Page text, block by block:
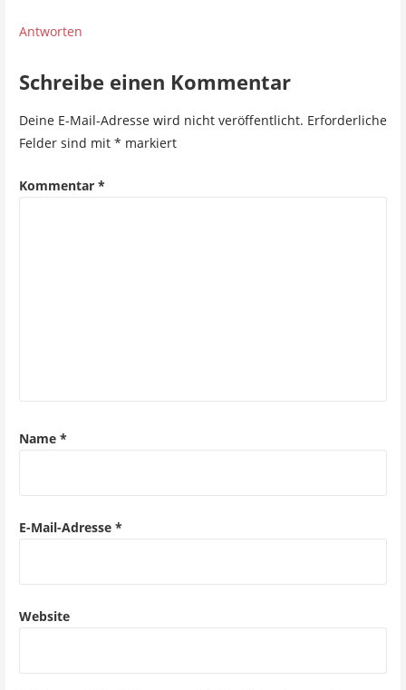
o
Antworten
Schreibe einen Kommentar
Deine E-Mail-Adresse wird nicht veröffentlicht. Erforderliche
Felder sind mit * markiert
Kommentar *
Name *
E-Mail-Adresse *
Website